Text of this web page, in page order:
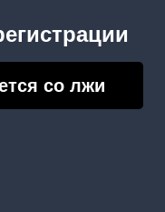
со лжи